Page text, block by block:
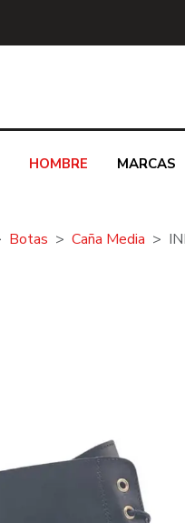
HOMBRE MARCAS
Botas Caña Media